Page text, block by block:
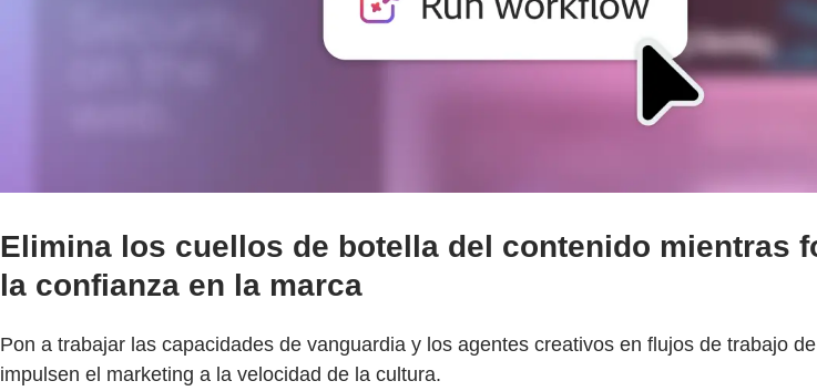
Elimina los cuellos de botella del contenido mientras
la confianza en la marca
Pon a trabajar las capacidades de vanguardia y los agentes creativos en flujos de trabajo
impulsen el marketing a la velocidad de la cultura.